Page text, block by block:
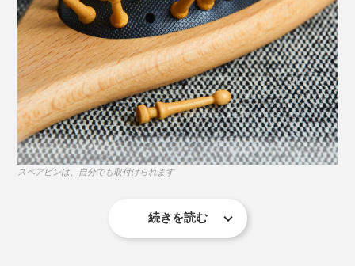
かく揺らします。ブラシを頭皮から離さず、頭皮を動か
す感覚で。
頭皮をパッティング
スペアピンは、自分でも取付けられます
続きを読む